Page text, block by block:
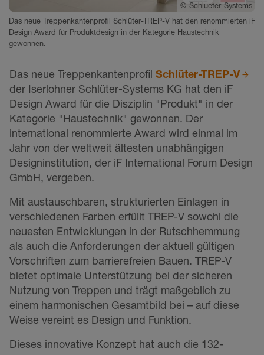
© Schlueter-Systems
Das neue Treppenkantenprofil Schlüter-TREP-V hat den renommierten iF
Design Award für Produktdesign in der Kategorie Haustechnik
gewonnen.
Das neue Treppenkantenprofil Schlüter-TREP-V
der Iserlohner Schlüter-Systems KG hat den iF
Design Award für die Disziplin "Produkt" in der
Kategorie "Haustechnik" gewonnen. Der
international renommierte Award wird einmal im
Jahr von der weltweit ältesten unabhängigen
Designinstitution, der iF International Forum Design
GmbH, vergeben.
Mit austauschbaren, strukturierten Einlagen in
verschiedenen Farben erfüllt TREP-V sowohl die
neuesten Entwicklungen in der Rutschhemmung
als auch die Anforderungen der aktuell gültigen
Vorschriften zum barrierefreien Bauen. TREP-V
bietet optimale Unterstützung bei der sicheren
Nutzung von Treppen und trägt maßgeblich zu
einem harmonischen Gesamtbild bei – auf diese
Weise vereint es Design und Funktion.
Dieses innovative Konzept hat auch die 132-